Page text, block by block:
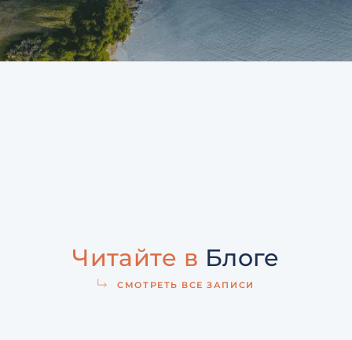
Читайте в Блоге
СМОТРЕТЬ ВСЕ ЗАПИСИ